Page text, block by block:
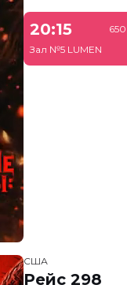
20:15
Зал №5 LUMEN
США
Рейс 298